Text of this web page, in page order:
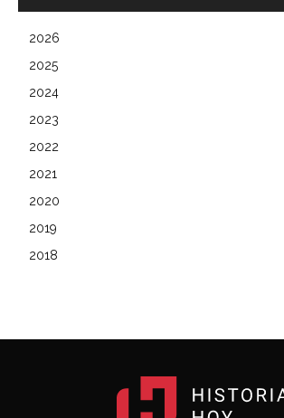
2026
2025
2024
2023
2022
2021
2020
2019
2018